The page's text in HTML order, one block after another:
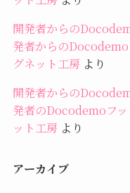
開発者からの
発者からの
グネット工房 より
開発者からの
発者のDocodemoフ
ット工房 より
アーカイブ